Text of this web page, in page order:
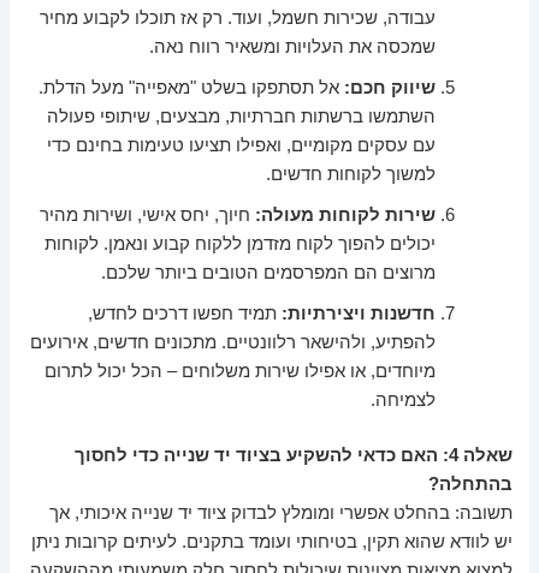
עבודה, שכירות חשמל, ועוד. רק אז תוכלו לקבוע מחיר
שמכסה את העלויות ומשאיר רווח נאה.
שיווק חכם: אל תסתפקו בשלט "מאפייה" מעל הדלת.
השתמשו ברשתות חברתיות, מבצעים, שיתופי פעולה
עם עסקים מקומיים, ואפילו תציעו טעימות בחינם כדי
למשוך לקוחות חדשים.
שירות לקוחות מעולה: חיוך, יחס אישי, ושירות מהיר
יכולים להפוך לקוח מזדמן ללקוח קבוע ונאמן. לקוחות
מרוצים הם המפרסמים הטובים ביותר שלכם.
חדשנות ויצירתיות: תמיד חפשו דרכים לחדש,
להפתיע, ולהישאר רלוונטיים. מתכונים חדשים, אירועים
מיוחדים, או אפילו שירות משלוחים – הכל יכול לתרום
לצמיחה.
שאלה 4: האם כדאי להשקיע בציוד יד שנייה כדי לחסוך
בהתחלה?
תשובה: בהחלט אפשרי ומומלץ לבדוק ציוד יד שנייה איכותי, אך
יש לוודא שהוא תקין, בטיחותי ועומד בתקנים. לעיתים קרובות ניתן